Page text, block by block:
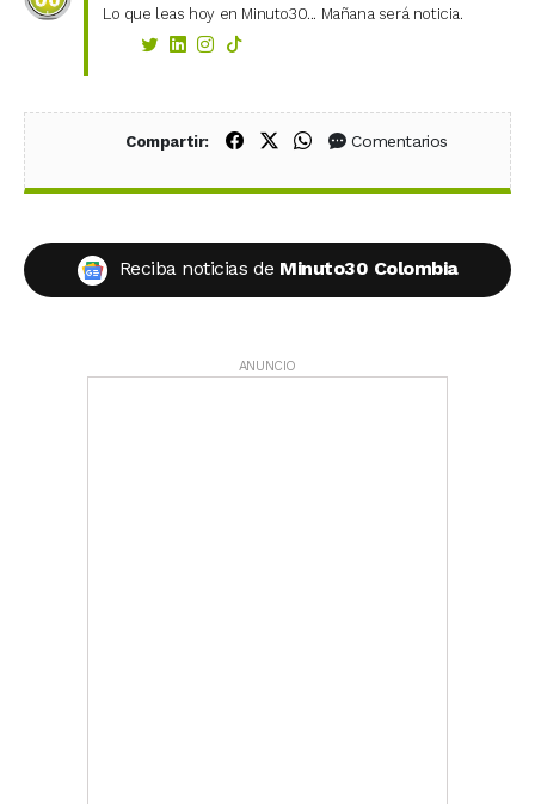
Lo que leas hoy en Minuto30... Mañana será noticia.
Compartir: Compartir en Facebook
Compartir en X (Twitter)
Compartir en WhatsApp
Comentarios
Reciba noticias de Minuto30 Colombia
ANUNCIO